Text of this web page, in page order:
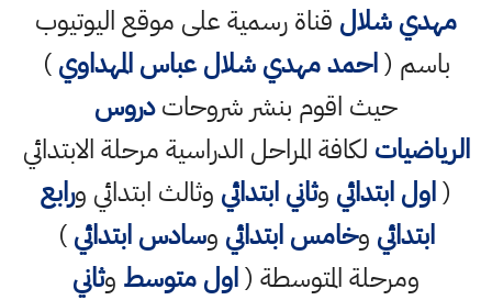
مهدي شلال قناة رسمية على موقع اليوتيوب
باسم (احمد مهدي شلال عباس المهداوي)
حيث اقوم بنشر شروحاتدروس
الرياضيات لكافة المراحل الدراسية مرحلة الابتدائي
(اول ابتدائي وثاني ابتدائي وثالث ابتدائي ورابع
ابتدائي وخامس ابتدائي وسادس ابتدائي)
ومرحلة المتوسطة (اول متوسط وثاني